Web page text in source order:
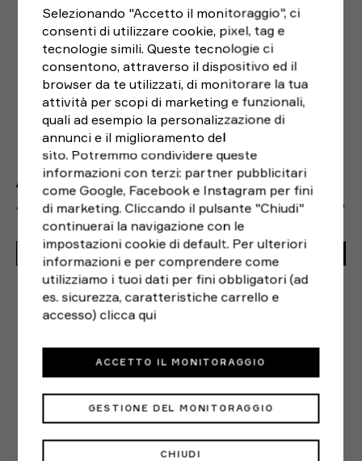
ADIDAS
ADIDAS PANTALONCINI RUNNING TIGHT ADI365 NERO UOMO
50,00€
M L XL
Selezionando "Accetto il monitoraggio", ci
consenti di utilizzare cookie, pixel, tag e
tecnologie simili. Queste tecnologie ci
consentono, attraverso il dispositivo ed il
browser da te utilizzati, di monitorare la tua
attività per scopi di marketing e funzionali,
quali ad esempio la personalizzazione di
annunci e il miglioramento del
sito. Potremmo condividere queste
informazioni con terzi: partner pubblicitari
come Google, Facebook e Instagram per fini
di marketing. Cliccando il pulsante "Chiudi"
continuerai la navigazione con le
impostazioni cookie di default. Per ulteriori
informazioni e per comprendere come
utilizziamo i tuoi dati per fini obbligatori (ad
es. sicurezza, caratteristiche carrello e
accesso)clicca qui
CHIUDI
GESTIONE DEL MONITORAGGIO
ACCETTO IL MONITORAGGIO